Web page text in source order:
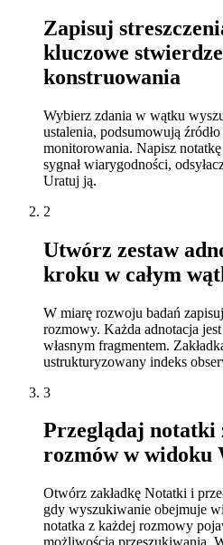
Zapisuj
kluczowe
konstruowania
Wybierz zdania w wątku
ustalenia, podsumowują
monitorowania. Napisz
sygnał wiarygodności,
Uratuj ją.
2
Utwórz zestaw
kroku w całym
W miarę rozwoju badań
rozmowy. Każda adnotacja
własnym fragmentem.
ustrukturyzowany indeks
3
Przeglądaj notatki
rozmów w widoku
Otwórz zakładkę Notatki i
gdy wyszukiwanie obejmuje
notatka z każdej rozmowy